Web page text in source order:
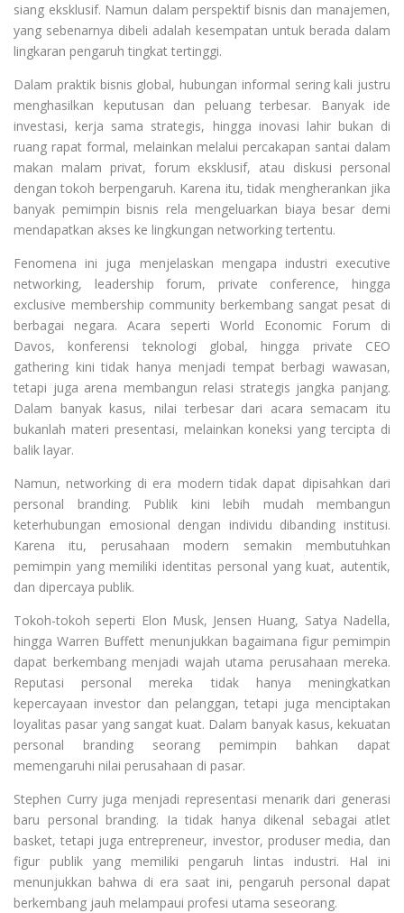
siang eksklusif. Namun dalam perspektif bisnis dan manajemen,
yang sebenarnya dibeli adalah kesempatan untuk berada dalam
lingkaran pengaruh tingkat tertinggi.
Dalam praktik bisnis global, hubungan informal sering kali justru
menghasilkan keputusan dan peluang terbesar. Banyak ide
investasi, kerja sama strategis, hingga inovasi lahir bukan di
ruang rapat formal, melainkan melalui percakapan santai dalam
makan malam privat, forum eksklusif, atau diskusi personal
dengan tokoh berpengaruh. Karena itu, tidak mengherankan jika
banyak pemimpin bisnis rela mengeluarkan biaya besar demi
mendapatkan akses ke lingkungan networking tertentu.
Fenomena ini juga menjelaskan mengapa industri executive
networking, leadership forum, private conference, hingga
exclusive membership community berkembang sangat pesat di
berbagai negara. Acara seperti World Economic Forum di
Davos, konferensi teknologi global, hingga private CEO
gathering kini tidak hanya menjadi tempat berbagi wawasan,
tetapi juga arena membangun relasi strategis jangka panjang.
Dalam banyak kasus, nilai terbesar dari acara semacam itu
bukanlah materi presentasi, melainkan koneksi yang tercipta di
balik layar.
Namun, networking di era modern tidak dapat dipisahkan dari
personal branding. Publik kini lebih mudah membangun
keterhubungan emosional dengan individu dibanding institusi.
Karena itu, perusahaan modern semakin membutuhkan
pemimpin yang memiliki identitas personal yang kuat, autentik,
dan dipercaya publik.
Tokoh-tokoh seperti Elon Musk, Jensen Huang, Satya Nadella,
hingga Warren Buffett menunjukkan bagaimana figur pemimpin
dapat berkembang menjadi wajah utama perusahaan mereka.
Reputasi personal mereka tidak hanya meningkatkan
kepercayaan investor dan pelanggan, tetapi juga menciptakan
loyalitas pasar yang sangat kuat. Dalam banyak kasus, kekuatan
personal branding seorang pemimpin bahkan dapat
memengaruhi nilai perusahaan di pasar.
Stephen Curry juga menjadi representasi menarik dari generasi
baru personal branding. Ia tidak hanya dikenal sebagai atlet
basket, tetapi juga entrepreneur, investor, produser media, dan
figur publik yang memiliki pengaruh lintas industri. Hal ini
menunjukkan bahwa di era saat ini, pengaruh personal dapat
berkembang jauh melampaui profesi utama seseorang.